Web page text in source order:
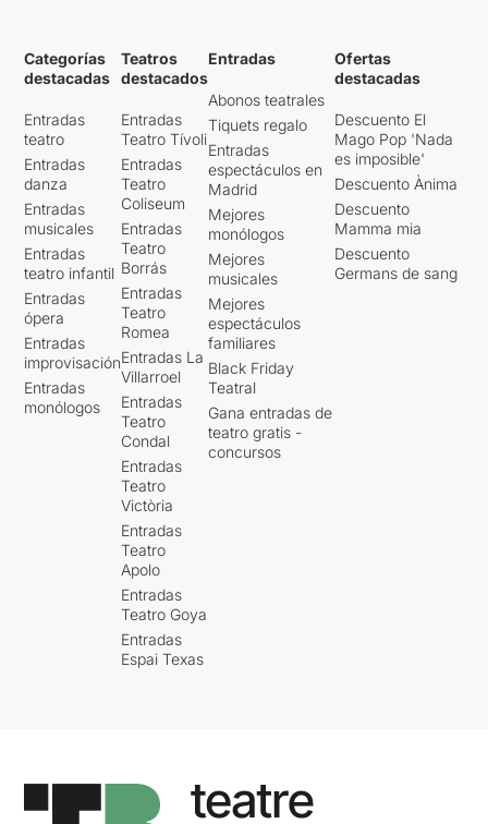
Categorías
destacadas
Entradas
teatro
Entradas
danza
Entradas
musicales
Entradas
teatro infantil
Entradas
ópera
Entradas
improvisación
Entradas
monólogos
Teatros
destacados
Entradas
Teatro Tívoli
Entradas
Teatro
Coliseum
Entradas
Teatro
Borrás
Entradas
Teatro
Romea
Entradas La
Villarroel
Entradas
Teatro
Condal
Entradas
Teatro
Victòria
Entradas
Teatro
Apolo
Entradas
Teatro Goya
Entradas
Espai Texas
Entradas
Abonos teatrales
Tiquets regalo
Entradas
espectáculos en
Madrid
Mejores
monólogos
Mejores
musicales
Mejores
espectáculos
familiares
Black Friday
Teatral
Gana entradas de
teatro gratis -
concursos
Ofertas
destacadas
Descuento El
Mago Pop 'Nada
es imposible'
Descuento Ànima
Descuento
Mamma mia
Descuento
Germans de sang